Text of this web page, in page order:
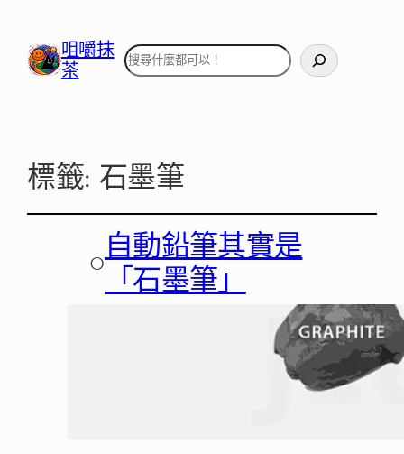
咀嚼抹
茶
搜
尋
標籤: 石墨筆
○自動鉛筆其實是
「石墨筆」